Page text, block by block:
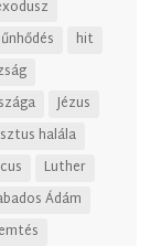
hit
Jézus
halála
Luther
Ádám